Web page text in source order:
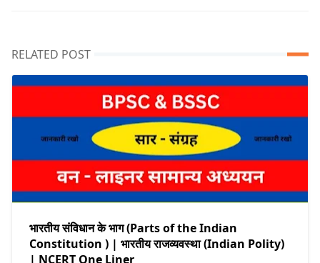
RELATED POST
भारतीय संविधान के भाग (Parts of the Indian
Constitution ) | भारतीय राजव्यवस्था (Indian Polity)
| NCERT One Liner